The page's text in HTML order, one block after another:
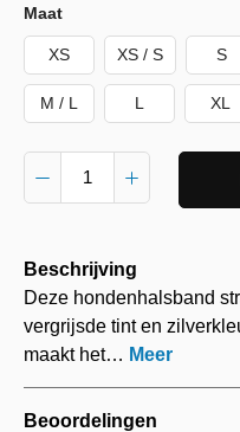
Maat
XS XS / S S
M / L L XL
Beschrijving
Deze hondenhalsband
vergrijsde tint en
maakt het… Meer
Beoordelingen